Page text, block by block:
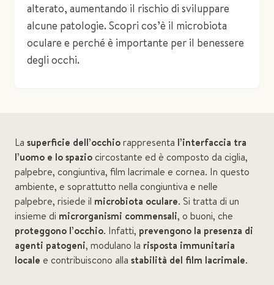
alterato, aumentando il rischio di sviluppare
alcune patologie. Scopri cos’è il microbiota
oculare e perché è importante per il benessere
degli occhi.
La superficie dell’occhiorappresenta l’interfaccia tra
l’uomo e lo spaziocircostante ed è composto da ciglia,
palpebre, congiuntiva, film lacrimale e cornea. In questo
ambiente, e soprattutto nella congiuntiva e nelle
palpebre, risiede il microbiota oculare. Si tratta di un
insieme di microrganismi commensali, o buoni, che
proteggono l’occhio. Infatti, prevengono la presenza di
agenti patogeni, modulano la risposta immunitaria
locale e contribuiscono alla stabilità del film lacrimale.